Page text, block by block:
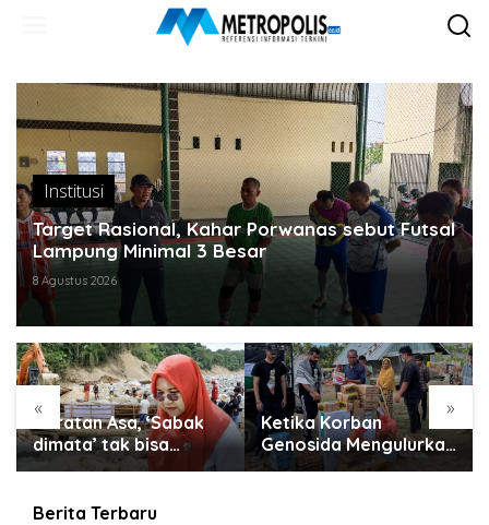
Institusi
Target Rasional, Kahar Porwanas sebut Futsal
Lampung Minimal 3 Besar
8 Agustus 2026
« »
Guratan Asa, ‘Sabak
dimata’ tak bisa
disembunyikan..
Ketika Korban
Genosida Mengulurkan
Tangan untuk Aceh
Berita Terbaru